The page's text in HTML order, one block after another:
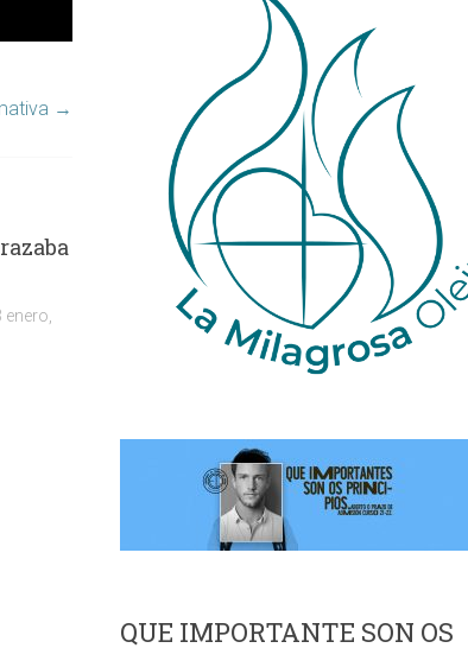
→
enero,
QUE IMPORTANTE SON OS